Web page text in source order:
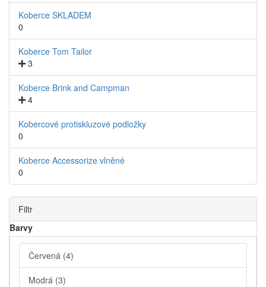
Koberce SKLADEM
0
Koberce Tom Tailor
3
Koberce Brink and Campman
4
Kobercové protiskluzové podložky
0
Koberce Accessorize vlněné
0
Filtr
Barvy
Červená (4)
Modrá (3)